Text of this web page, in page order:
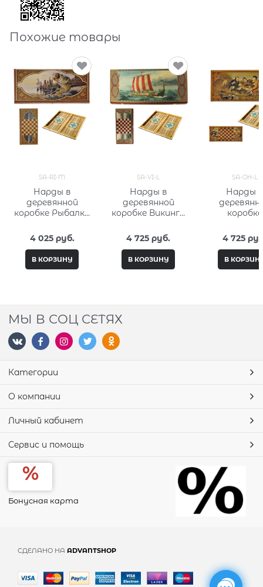
Похожие товары
SA-RI-M
Нарды в
деревянной
коробке Рыбалка
4 025 руб.
В КОРЗИНУ
SA-VI-L
Нарды в
деревянной
коробке Викинги
4 725 руб.
В КОРЗИНУ
SA-OH-L
Нарды в
коробке
привале
4 725
В
МЫ В СОЦ СЕТЯХ
Категории
О компании
Личный кабинет
Сервис и помощь
Бонусная карта
СДЕЛАНО НА ADVANTSHOP